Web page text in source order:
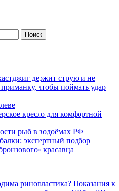
держит струю и не
чтобы поймать удар
кресло для комфортной
рыб в водоёмах РФ
экспертный подбор
красавца
ринопластика? Показания к